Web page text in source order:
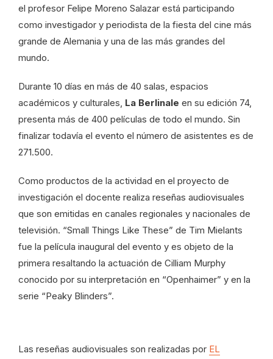
el profesor Felipe Moreno Salazar está participando
como investigador y periodista de la fiesta del cine más
grande de Alemania y una de las más grandes del
mundo.
Durante 10 días en más de 40 salas, espacios
académicos y culturales, La Berlinale en su edición 74,
presenta más de 400 películas de todo el mundo. Sin
finalizar todavía el evento el número de asistentes es de
271.500.
Como productos de la actividad en el proyecto de
investigación el docente realiza reseñas audiovisuales
que son emitidas en canales regionales y nacionales de
televisión. “Small Things Like These” de Tim Mielants
fue la película inaugural del evento y es objeto de la
primera resaltando la actuación de Cilliam Murphy
conocido por su interpretación en “Openhaimer” y en la
serie “Peaky Blinders”.
Las reseñas audiovisuales son realizadas por EL